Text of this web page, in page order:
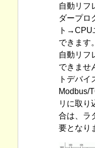
自動リフ
ダープロ
ト→CPU
できます。
自動リフ
できませ
トデバイ
Modbus/
リに取り
合は、ラ
要となり